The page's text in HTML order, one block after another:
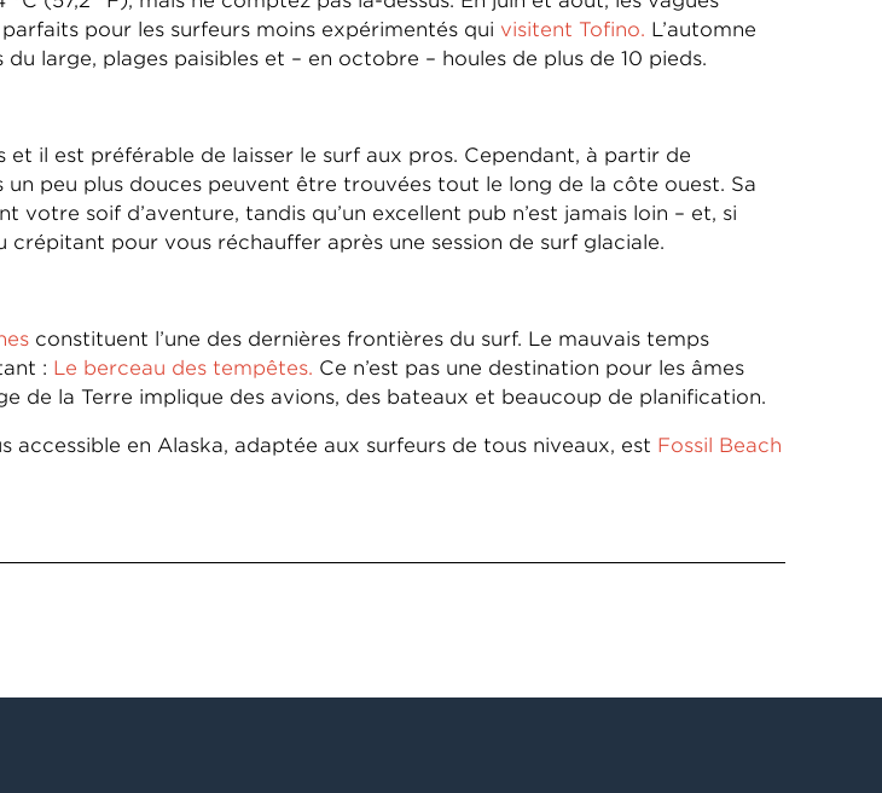
pour les surfeurs moins expérimentés qui visitent Tofino. L’automne
large, plages paisibles et – en octobre – houles de plus de 10 pieds.
il est préférable de laisser le surf aux pros. Cependant, à partir de
peu plus douces peuvent être trouvées tout le long de la côte ouest. Sa
soif d’aventure, tandis qu’un excellent pub n’est jamais loin – et, si
pour vous réchauffer après une session de surf glaciale.
constituent l’une des dernières frontières du surf. Le mauvais temps
: Le berceau des tempêtes. Ce n’est pas une destination pour les âmes
de la Terre implique des avions, des bateaux et beaucoup de planification.
en Alaska, adaptée aux surfeurs de tous niveaux, est Fossil Beach